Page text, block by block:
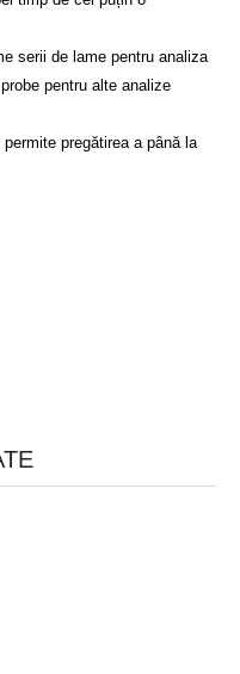
serii de lame pentru analiza
pentru alte analize
pregătirea a până la